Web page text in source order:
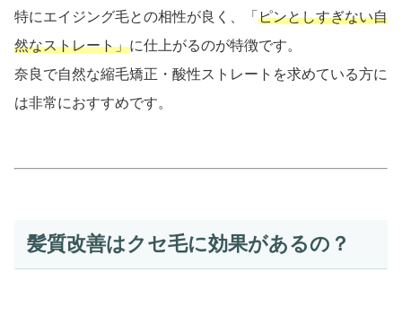
特にエイジング毛との相性が良く、「 ピンとしすぎない自
然なストレート」に仕上がるのが特徴です。
奈良で自然な縮毛矯正・酸性ストレートを求めている方に
は非常におすすめです。
髪質改善はクセ毛に効果があるの？